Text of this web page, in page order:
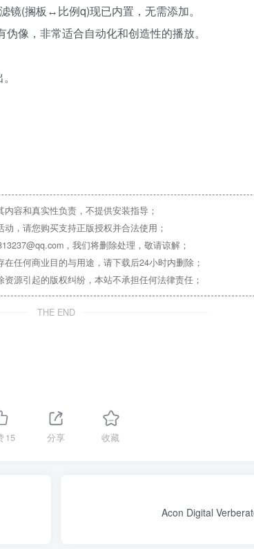
镜(搁板↔比例q)现已内置，无需添加。
像，非常适合自动化和创造性的播放。
容和真实性负责，不提供安装指导；
，请您购买支持正版授权并合法使用；
，我们将删除处理，敬请谅解；
任何商业目的与用途，请下载后24小时内删除；
源引起的版权纠纷，本站不承担任何法律责任；
THE END
15 分享 收藏
Acon Digital